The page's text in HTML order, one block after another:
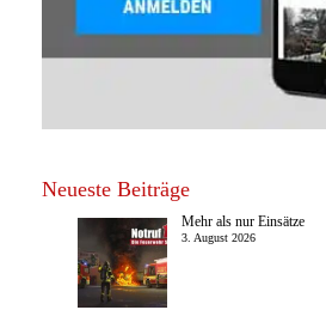
Neueste Beiträge
Mehr als nur Einsätze
3. August 2026